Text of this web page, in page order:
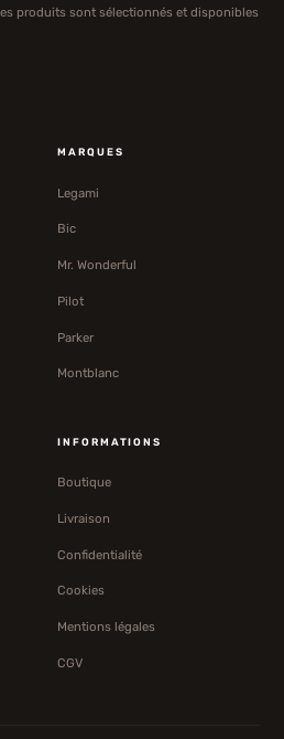
produits sont sélectionnés et disponibles
MARQUES
Legami
Bic
Mr. Wonderful
Pilot
Parker
Montblanc
INFORMATIONS
Boutique
Livraison
Confidentialité
Cookies
Mentions légales
CGV